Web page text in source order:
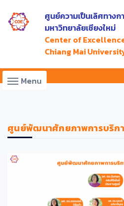
ศูนย์ความเป็นเลิศทางก
มหาวิทยาลัยเชียงใหม่
Center of
Chiang Mai
Menu
ศูนย์พัฒนาศักยภาพการบริก